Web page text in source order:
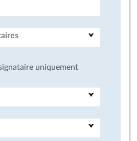
uniquement